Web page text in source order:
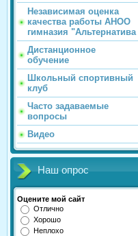
Независимая оценка
качества работы АНОО
гимназия "Альтернатива
Дистанционное
обучение
Школьный спортивный
клуб
Часто задаваемые
вопросы
Видео
Наш опрос
Оцените мой сайт
Отлично
Хорошо
Неплохо